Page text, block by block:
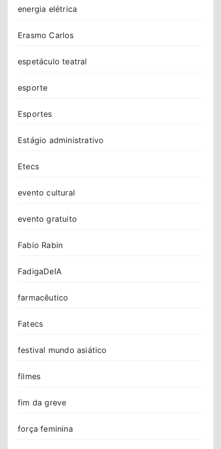
energia elétrica
Erasmo Carlos
espetáculo teatral
esporte
Esportes
Estágio administrativo
Etecs
evento cultural
evento gratuito
Fabio Rabin
FadigaDeIA
farmacêutico
Fatecs
festival mundo asiático
filmes
fim da greve
força feminina